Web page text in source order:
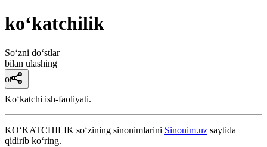
ko‘katchilik
So‘zni do‘stlar
bilan ulashing
ot
Koʻkatchi ish-faoliyati.
KO‘KATCHILIK so‘zining sinonimlarini Sinonim.uz saytida
qidirib ko‘ring.